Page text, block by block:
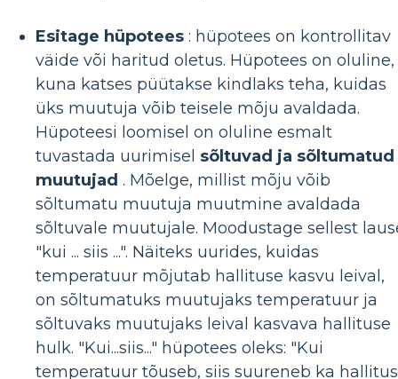
Esitage hüpotees : hüpotees on kontrollitav
väide või haritud oletus. Hüpotees on oluline,
kuna katses püütakse kindlaks teha, kuidas
üks muutuja võib teisele mõju avaldada.
Hüpoteesi loomisel on oluline esmalt
tuvastada uurimisel sõltuvad ja sõltumatud
muutujad . Mõelge, millist mõju võib
sõltumatu muutuja muutmine avaldada
sõltuvale muutujale. Moodustage sellest
"kui ... siis ...". Näiteks uurides, kuidas
temperatuur mõjutab hallituse kasvu leival,
on sõltumatuks muutujaks temperatuur ja
sõltuvaks muutujaks leival kasvava hallituse
hulk. "Kui...siis..." hüpotees oleks: "Kui
temperatuur tõuseb, siis suureneb ka